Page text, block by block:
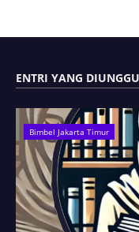
ENTRI YANG
Bimbel Jakarta Timur